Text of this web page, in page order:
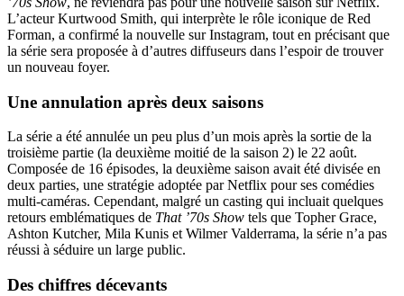
L’acteur Kurtwood Smith, qui interprète le rôle iconique de Red
Forman, a confirmé la nouvelle sur Instagram, tout en précisant que
la série sera proposée à d’autres diffuseurs dans l’espoir de trouver
un nouveau foyer.
Une annulation après deux saisons
La série a été annulée un peu plus d’un mois après la sortie de la
troisième partie (la deuxième moitié de la saison 2) le 22 août.
Composée de 16 épisodes, la deuxième saison avait été divisée en
deux parties, une stratégie adoptée par Netflix pour ses comédies
multi-caméras. Cependant, malgré un casting qui incluait quelques
retours emblématiques de That ’70s Show tels que Topher Grace,
Ashton Kutcher, Mila Kunis et Wilmer Valderrama, la série n’a pas
réussi à séduire un large public.
Des chiffres décevants